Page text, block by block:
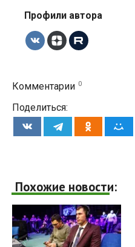
Профили автора
Комментарии 0
Поделиться:
Похожие новости: